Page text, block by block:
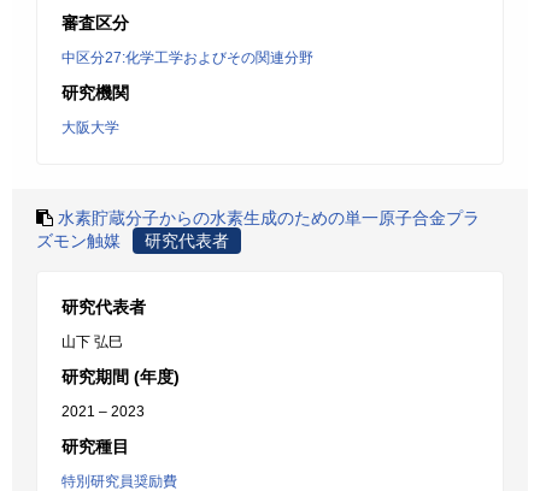
審査区分
中区分27:化学工学およびその関連分野
研究機関
大阪大学
水素貯蔵分子からの水素生成のための単一原子合金プラ
ズモン触媒
研究代表者
研究代表者
山下 弘巳
研究期間 (年度)
2021 – 2023
研究種目
特別研究員奨励費